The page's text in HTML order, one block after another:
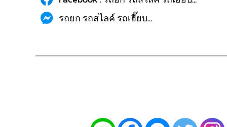
รถยก รถสไลค์ รถเฮี๊ยบ...